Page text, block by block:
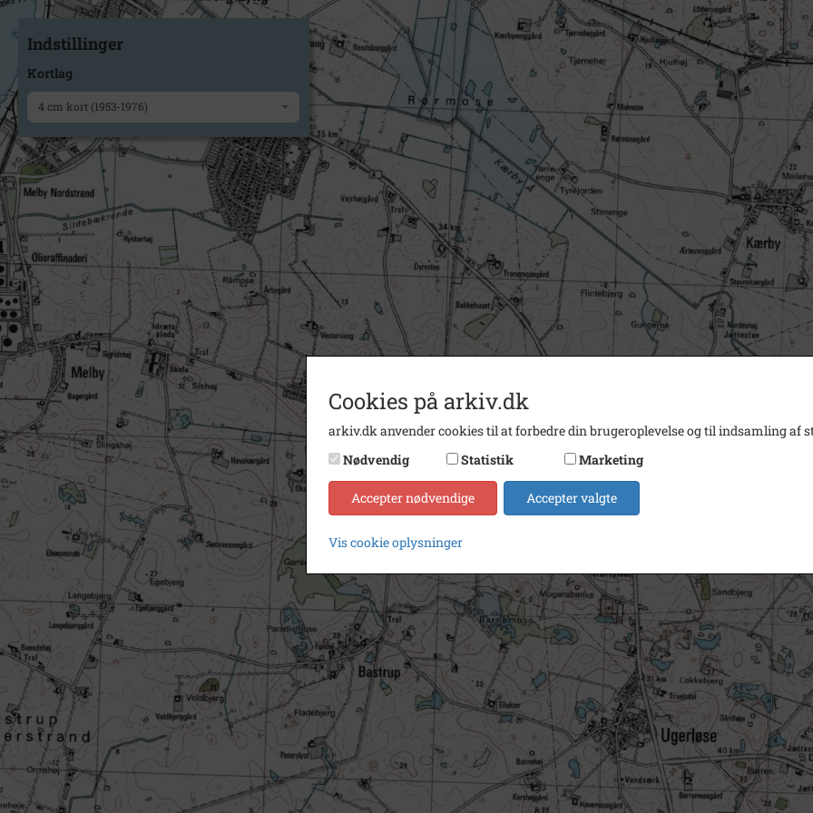
Indstillinger
Kortlag
4 cm kort (1953-1976)
Cookies på arkiv.dk
arkiv.dk anvender cookies til at forbedre din brugeroplevelse og til indsamling af
Nødvendig
Statistik Marketing
Accepter nødvendige Accepter valgte
Vis cookie oplysninger